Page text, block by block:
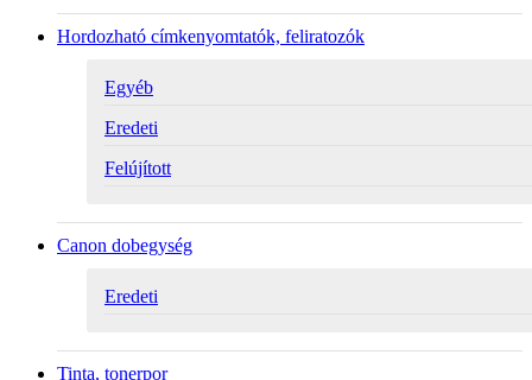
Hordozható címkenyomtatók, feliratozók
Egyéb
Eredeti
Felújított
Canon dobegység
Eredeti
Tinta, tonerpor